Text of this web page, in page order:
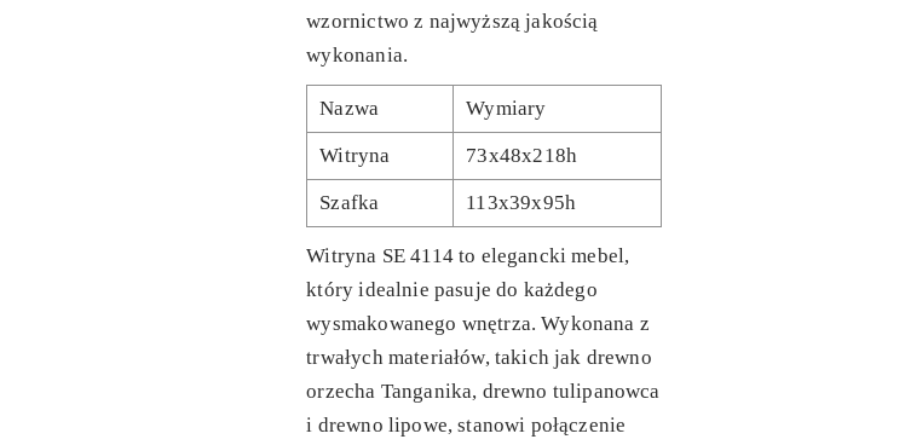
wzornictwo z najwyższą jakością
wykonania.
Nazwa Wymiary
Witryna 73x48x218h
Szafka 113x39x95h
Witryna SE 4114to elegancki mebel,
który idealnie pasuje do każdego
wysmakowanego wnętrza. Wykonana z
trwałych materiałów, takich jak drewno
orzecha Tanganika, drewno tulipanowca
i drewno lipowe, stanowi połączenie